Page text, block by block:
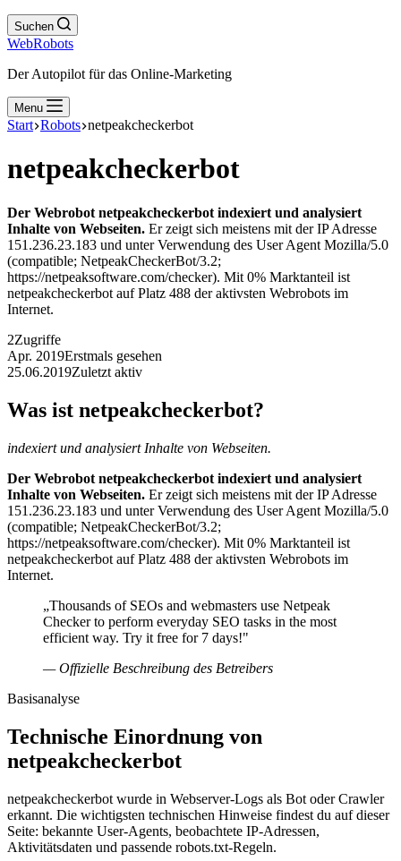
Suchen
WebRobots
Der Autopilot für das Online-Marketing
Menu
Start Robots netpeakcheckerbot
netpeakcheckerbot
Der Webrobot netpeakcheckerbot indexiert und analysiert
Inhalte von Webseiten. Er zeigt sich meistens mit der IP Adresse
151.236.23.183 und unter Verwendung des User Agent Mozilla/5.0
(compatible; NetpeakCheckerBot/3.2;
https://netpeaksoftware.com/checker). Mit 0% Marktanteil ist
netpeakcheckerbot auf Platz 488 der aktivsten Webrobots im
Internet.
2Zugriffe
Apr. 2019Erstmals gesehen
25.06.2019Zuletzt aktiv
Was ist netpeakcheckerbot?
indexiert und analysiert Inhalte von Webseiten.
Der Webrobot netpeakcheckerbot indexiert und analysiert
Inhalte von Webseiten. Er zeigt sich meistens mit der IP Adresse
151.236.23.183 und unter Verwendung des User Agent Mozilla/5.0
(compatible; NetpeakCheckerBot/3.2;
https://netpeaksoftware.com/checker). Mit 0% Marktanteil ist
netpeakcheckerbot auf Platz 488 der aktivsten Webrobots im
Internet.
„Thousands of SEOs and webmasters use Netpeak
Checker to perform everyday SEO tasks in the most
efficient way. Try it free for 7 days!"
— Offizielle Beschreibung des Betreibers
Basisanalyse
Technische Einordnung von
netpeakcheckerbot
netpeakcheckerbot wurde in Webserver-Logs als Bot oder Crawler
erkannt. Die wichtigsten technischen Hinweise findest du auf dieser
Seite: bekannte User-Agents, beobachtete IP-Adressen,
Aktivitätsdaten und passende robots.txt-Regeln.